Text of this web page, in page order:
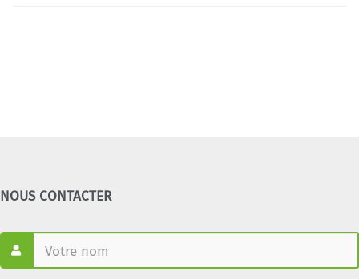
NOUS CONTACTER